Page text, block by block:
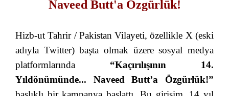
Naveed Butt'a Özgürlük!
Hizb-ut Tahrir / Pakistan Vilayeti, özellikle X (eski
adıyla Twitter) başta olmak üzere sosyal medya
platformlarında “Kaçırılışının 14.
Yıldönümünde... Naveed Butt’a Özgürlük!”